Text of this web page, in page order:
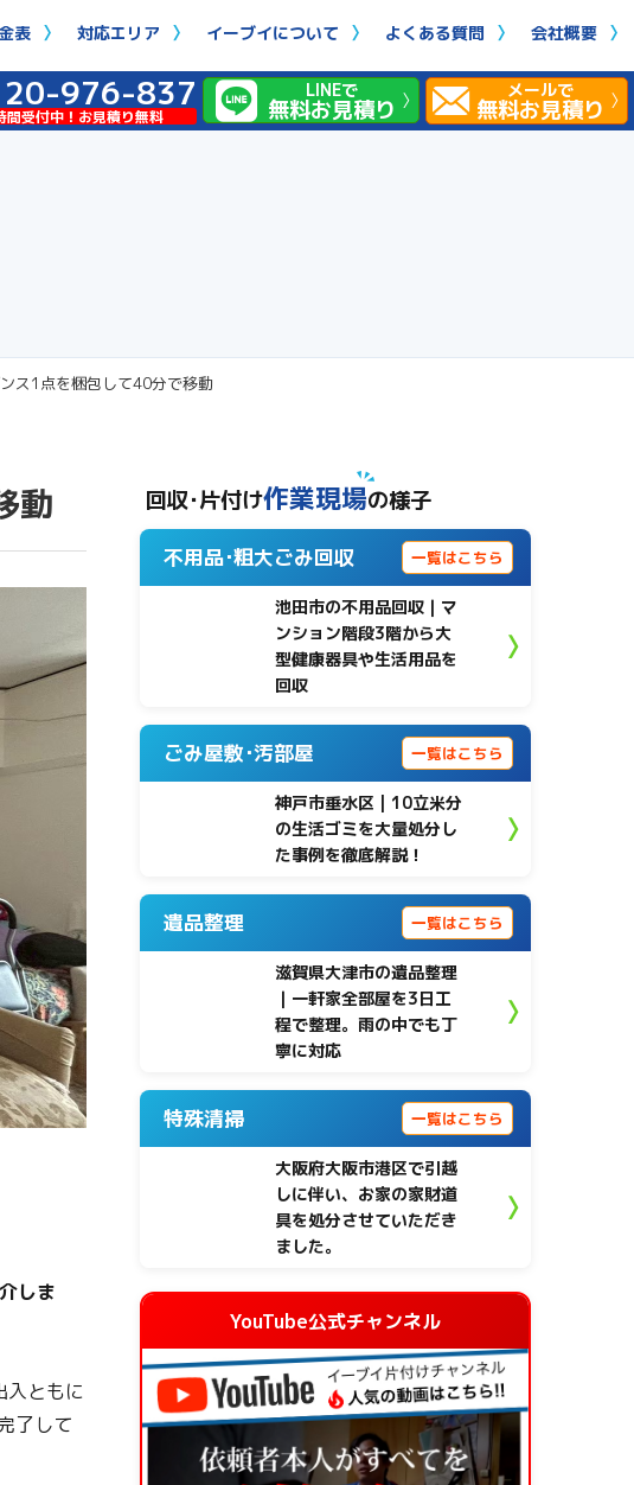
表 対応エリア イーブイについて よくある質問 会社概要
976-837
間受付中！お見積り無料
LINEで
無料お見積り
メールで
無料お見積り
ス1点を梱包して40分で移動
動
しま
入ともに
了して
回収･片付け作業現場の様子
不用品･粗大ごみ回収 一覧はこちら
池田市の不用品回収｜マ
ンション階段3階から大
型健康器具や生活用品を
回収
ごみ屋敷･汚部屋 一覧はこちら
神戸市垂水区 | 10立米分
の生活ゴミを大量処分し
た事例を徹底解説！
遺品整理 一覧はこちら
滋賀県大津市の遺品整理
｜一軒家全部屋を3日工
程で整理。雨の中でも丁
寧に対応
特殊清掃 一覧はこちら
大阪府大阪市港区で引越
しに伴い、お家の家財道
具を処分させていただき
ました。
YouTube公式チャンネル